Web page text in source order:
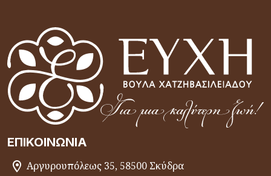
ΕΠΙΚΟΙΝΩΝΊΑ
Αργυρουπόλεως 35, 58500 Σκύδρα